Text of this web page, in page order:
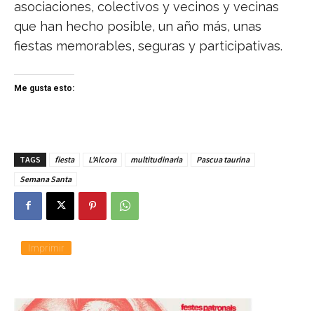
asociaciones, colectivos y vecinos y vecinas
que han hecho posible, un año más, unas
fiestas memorables, seguras y participativas.
Me gusta esto:
TAGS fiesta L'Alcora multitudinaria
Pascua taurina
Semana Santa
Imprimir